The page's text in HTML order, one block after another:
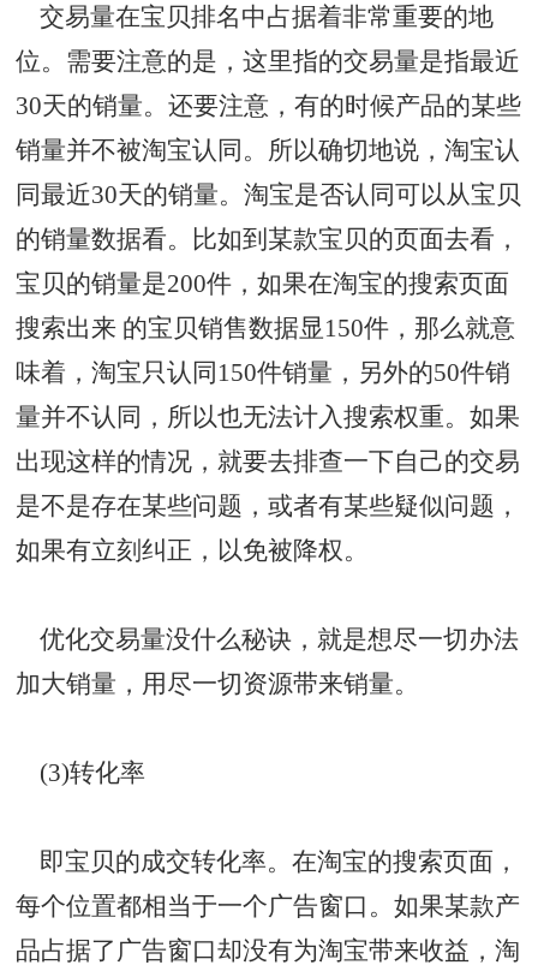
交易量在宝贝排名中占据着非常重要的地
位。需要注意的是，这里指的交易量是指最近
30天的销量。还要注意，有的时候产品的某些
销量并不被淘宝认同。所以确切地说，淘宝认
同最近30天的销量。淘宝是否认同可以从宝贝
的销量数据看。比如到某款宝贝的页面去看，
宝贝的销量是200件，如果在淘宝的搜索页面
搜索出来 的宝贝销售数据显150件，那么就意
味着，淘宝只认同150件销量，另外的50件销
量并不认同，所以也无法计入搜索权重。如果
出现这样的情况，就要去排查一下自己的交易
是不是存在某些问题，或者有某些疑似问题，
如果有立刻纠正，以免被降权。
优化交易量没什么秘诀，就是想尽一切办法
加大销量，用尽一切资源带来销量。
(3)转化率
即宝贝的成交转化率。在淘宝的搜索页面，
每个位置都相当于一个广告窗口。如果某款产
品占据了广告窗口却没有为淘宝带来收益，淘